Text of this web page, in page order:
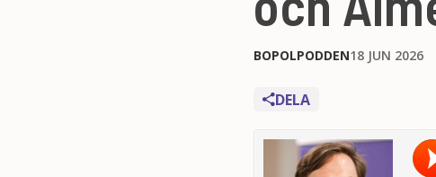
BOPOLPODDEN18 JUN 2026
DELA